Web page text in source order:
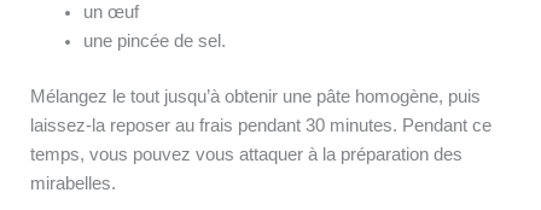
un œuf
une pincée de sel.
Mélangez le tout jusqu’à obtenir une pâte homogène, puis
laissez-la reposer au frais pendant 30 minutes. Pendant ce
temps, vous pouvez vous attaquer à la préparation des
mirabelles.